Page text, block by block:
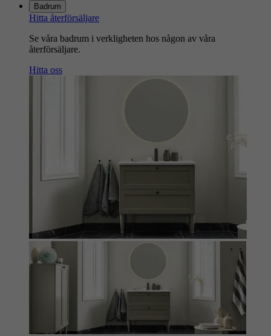
Badrum
Hitta återförsäljare
Se våra badrum i verkligheten hos någon av våra
återförsäljare.
Hitta oss